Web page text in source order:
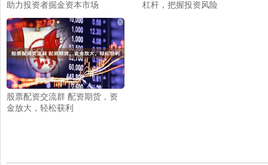
助力投资者掘金资本市场
杠杆，把握投资风险
股票配资交流群 配资期货，资
金放大，轻松获利